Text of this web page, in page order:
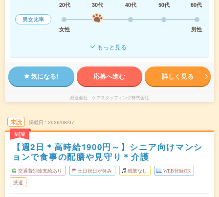
20代 30代 40代 50代
60代
男女比率
女性
男性
もっと見る
気になる! 応募へ進む 詳しく見る
派遣会社 ケアスタッフィング株式会社
未読
NEW
掲載日 2026/08/07
【週2日＊高時給1900円～】シニア向けマンシ
ョンで食事の配膳や見守り＊介護
交通費別途支給あり 土日祝日が休み 残業なし WEB登録OK
派遣